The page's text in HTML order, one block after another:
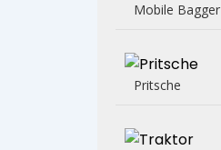
Mobile Bagger
Pritsche